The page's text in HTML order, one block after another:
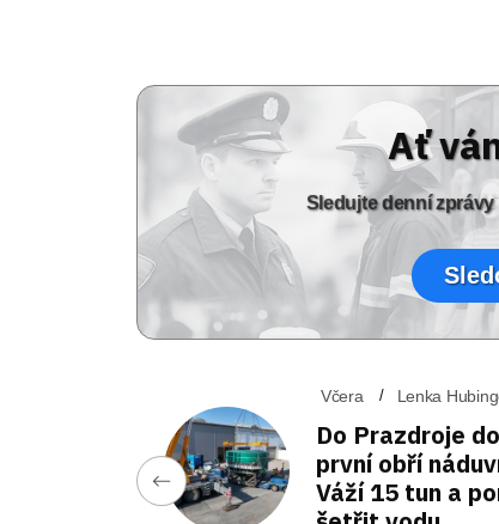
Ať
Sledujte denní
Včera Lenka
Do Prazdroje
první obří
Váží 15 tun a